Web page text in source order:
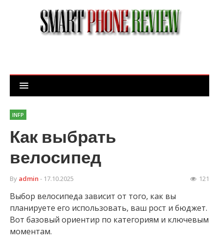
INFP
Как выбрать
велосипед
By admin - 17.10.2025 121
Выбор велосипеда зависит от того, как вы
планируете его использовать, ваш рост и бюджет.
Вот базовый ориентир по категориям и ключевым
моментам.